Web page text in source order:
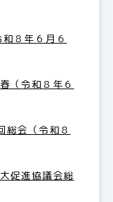
８年６月６
（令和８年６
総会（令和８
促進協議会総